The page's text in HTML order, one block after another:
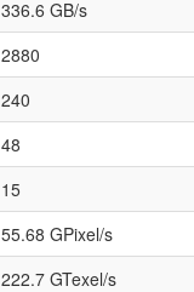
336.6 GB/s
2880
240
48
15
55.68 GPixel/s
222.7 GTexel/s